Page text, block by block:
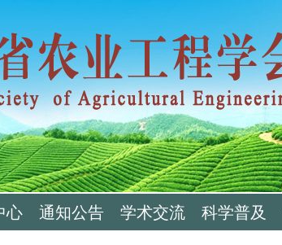
心 通知公告 学术交流 科学普及